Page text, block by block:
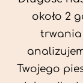
około 2
trwania
Twojego